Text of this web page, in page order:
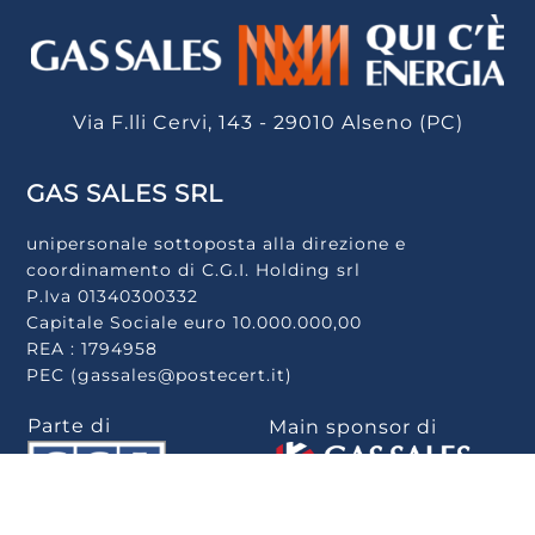
Via F.lli Cervi, 143 - 29010 Alseno (PC)
GAS SALES SRL
unipersonale sottoposta alla direzione e
coordinamento di C.G.I. Holding srl
P.Iva 01340300332
Capitale Sociale euro 10.000.000,00
REA : 1794958
PEC (gassales@postecert.it)
Parte di Main sponsor di